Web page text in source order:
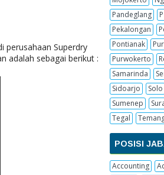
perusahaan Superdry
adalah sebagai berikut :
Pandeglang
Pekalongan
Pontianak
Purwokerto
Samarinda
Sidoarjo
Solo
Sumenep
Tegal
POSISI
Accounting